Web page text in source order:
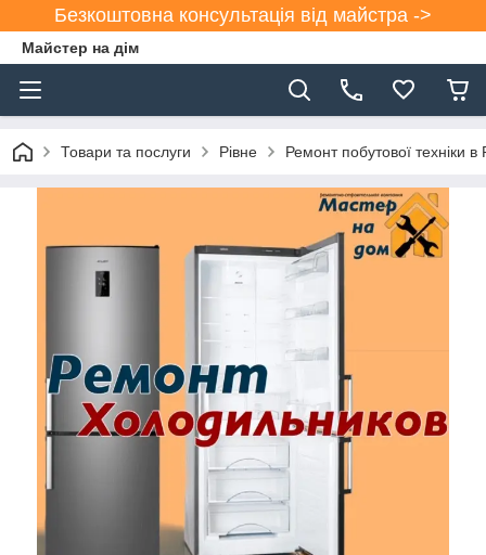
Безкоштовна консультація від майстра ->
Майстер на дім
Товари та послуги Рівне Ремонт побутової техніки в